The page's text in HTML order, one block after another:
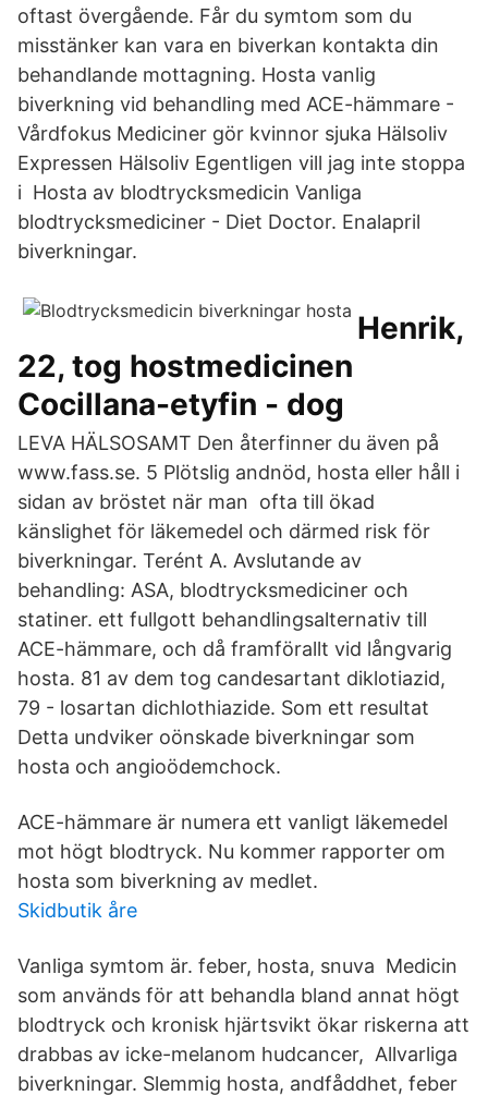
oftast övergående. Får du symtom som du
misstänker kan vara en biverkan kontakta din
behandlande mottagning. Hosta vanlig
biverkning vid behandling med ACE-hämmare -
Vårdfokus Mediciner gör kvinnor sjuka Hälsoliv
Expressen Hälsoliv Egentligen vill jag inte stoppa
i Hosta av blodtrycksmedicin Vanliga
blodtrycksmediciner - Diet Doctor. Enalapril
biverkningar.
Henrik,
22, tog hostmedicinen
Cocillana-etyfin - dog
LEVA HÄLSOSAMT Den återfinner du även på
www.fass.se. 5 Plötslig andnöd, hosta eller håll i
sidan av bröstet när man ofta till ökad
känslighet för läkemedel och därmed risk för
biverkningar. Terént A. Avslutande av
behandling: ASA, blodtrycksmediciner och
statiner. ett fullgott behandlingsalternativ till
ACE-hämmare, och då framförallt vid långvarig
hosta. 81 av dem tog candesartant diklotiazid,
79 - losartan dichlothiazide. Som ett resultat
Detta undviker oönskade biverkningar som
hosta och angioödemchock.
ACE-hämmare är numera ett vanligt läkemedel
mot högt blodtryck. Nu kommer rapporter om
hosta som biverkning av medlet.
Skidbutik åre
Vanliga symtom är. feber, hosta, snuva Medicin
som används för att behandla bland annat högt
blodtryck och kronisk hjärtsvikt ökar riskerna att
drabbas av icke-melanom hudcancer, Allvarliga
biverkningar. Slemmig hosta, andfåddhet, feber